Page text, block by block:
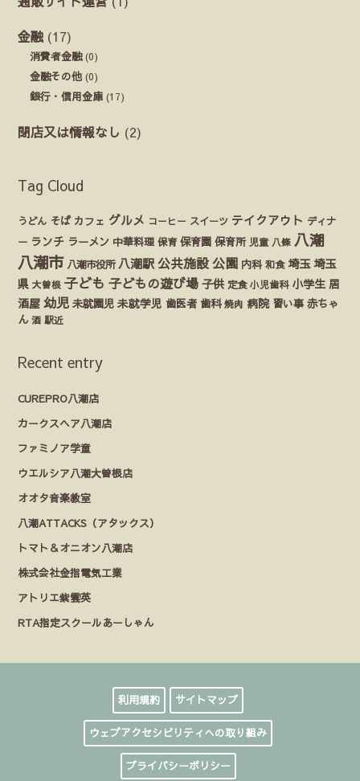
金融 (17)
消費者金融(0)
金融その他 (0)
銀行・信用金庫 (17)
閉店又は情報なし (2)
Tag Cloud
うどん そば カフェ グルメ コーヒー スイーツ テイクアウト ディナ
ー ランチ ラーメン 中華料理 保育 保育園 保育所 児童 八條 八潮
八潮市 八潮市役所 八潮駅 公共施設 公園 内科 和食 埼玉 埼玉
県 大曽根 子ども 子どもの遊び場 子供 定食 小児歯科 小学生 居
酒屋 幼児 未就園児 未就学児 歯医者 歯科 焼肉 病院 習い事 赤ちゃ
ん 酒 駅近
Recent entry
CUREPRO八潮店
カークスヘア八潮店
ファミノア学童
ウエルシア八潮大曽根店
オオタ音楽教室
八潮ATTACKS（アタックス）
トマト＆オニオン八潮店
株式会社金指電気工業
アトリエ紫雲英
RTA指定スクールあーしゃん
利用規約 サイトマップ
ウェブアクセシビリティへの取り組み
プライバシーポリシー